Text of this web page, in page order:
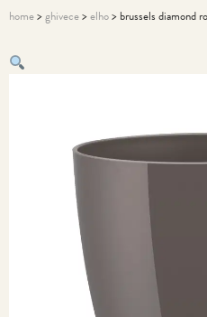
home>ghivece>elho> brussels diamond